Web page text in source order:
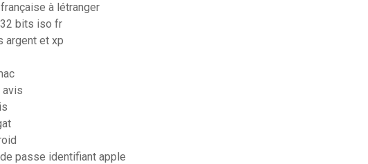
à létranger
bits iso fr
argent et xp
avis
passe identifiant apple